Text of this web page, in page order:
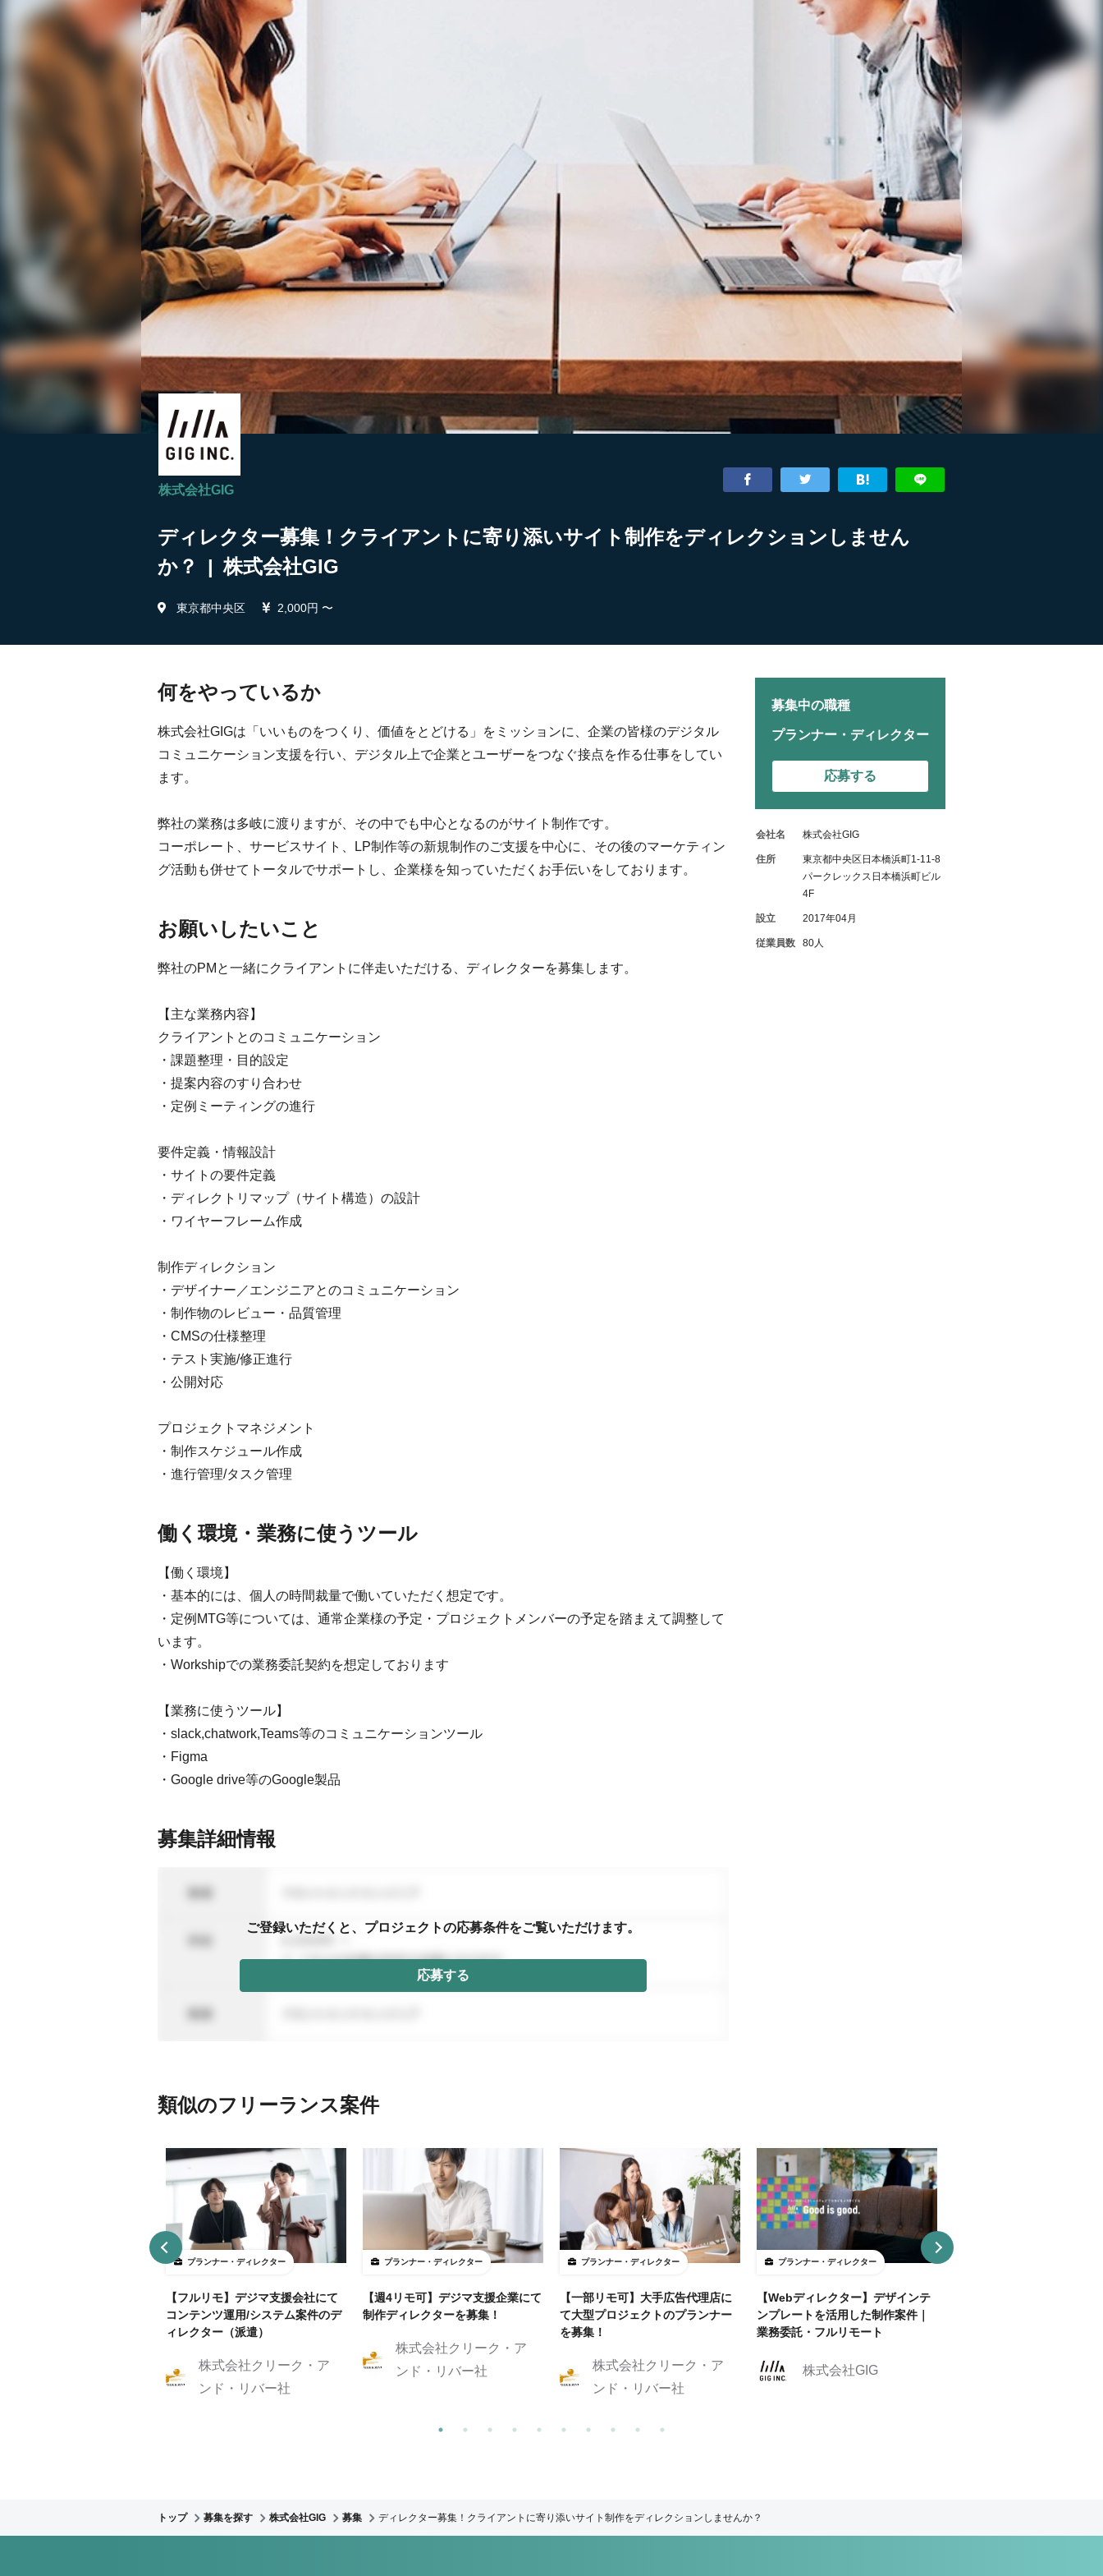
株式会社GIG
ディレクター募集！クライアントに寄り添いサイト制作をディレクションしません
か？ | 株式会社GIG
東京都中央区 2,000円 〜
何をやっているか
株式会社GIGは「いいものをつくり、価値をとどける」をミッションに、企業の皆様のデジタル
コミュニケーション支援を行い、デジタル上で企業とユーザーをつなぐ接点を作る仕事をしてい
ます。
弊社の業務は多岐に渡りますが、その中でも中心となるのがサイト制作です。
コーポレート、サービスサイト、LP制作等の新規制作のご支援を中心に、その後のマーケティン
グ活動も併せてトータルでサポートし、企業様を知っていただくお手伝いをしております。
お願いしたいこと
弊社のPMと一緒にクライアントに伴走いただける、ディレクターを募集します。
【主な業務内容】
クライアントとのコミュニケーション
・課題整理・目的設定
・提案内容のすり合わせ
・定例ミーティングの進行
要件定義・情報設計
・サイトの要件定義
・ディレクトリマップ（サイト構造）の設計
・ワイヤーフレーム作成
制作ディレクション
・デザイナー／エンジニアとのコミュニケーション
・制作物のレビュー・品質管理
・CMSの仕様整理
・テスト実施/修正進行
・公開対応
プロジェクトマネジメント
・制作スケジュール作成
・進行管理/タスク管理
働く環境・業務に使うツール
【働く環境】
・基本的には、個人の時間裁量で働いていただく想定です。
・定例MTG等については、通常企業様の予定・プロジェクトメンバーの予定を踏まえて調整して
います。
・Workshipでの業務委託契約を想定しております
【業務に使うツール】
・slack,chatwork,Teams等のコミュニケーションツール
・Figma
・Google drive等のGoogle製品
募集詳細情報
ご登録いただくと、プロジェクトの応募条件をご覧いただけます。
応募する
募集中の職種
プランナー・ディレクター
応募する
会社名 株式会社GIG
住所
東京都中央区日本橋浜町1-11-8
パークレックス日本橋浜町ビル
4F
設立 2017年04月
従業員数 80人
類似のフリーランス案件
プランナー・ディレクター
【フルリモ】デジマ支援会社にて
コンテンツ運用/システム案件のデ
ィレクター（派遣）
株式会社クリーク・ア
ンド・リバー社
プランナー・ディレクター
【週4リモ可】デジマ支援企業にて
制作ディレクターを募集！
株式会社クリーク・ア
ンド・リバー社
プランナー・ディレクター
【一部リモ可】大手広告代理店に
て大型プロジェクトのプランナー
を募集！
株式会社クリーク・ア
ンド・リバー社
プランナー・ディレクター
【Webディレクター】デザインテ
ンプレートを活用した制作案件｜
業務委託・フルリモート
株式会社GIG
トップ 募集を探す 株式会社GIG 募集 ディレクター募集！クライアントに寄り添いサイト制作をディレクションしませんか？